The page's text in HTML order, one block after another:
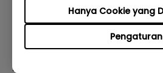
Pengaturan
Hanya Cookie yang
Berlangganan
Produk